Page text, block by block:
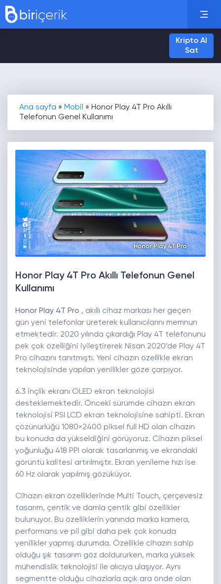
Kripto Al
Sat
Ana sayfa » Mobil » Honor Play 4T Pro Akıllı
Telefonun Genel Kullanımı
Honor Play 4T Pro Akıllı Telefonun Genel
Kullanımı
Honor Play 4T Pro , akıllı cihaz markası her geçen
gün yeni telefonlar üreterek kullanıcılarını memnun
etmektedir. 2020 yılında çıkardığı Play 4T telefonunu
pek çok özelliğini iyileştirerek Nisan 2020’de Play 4T
Pro cihazını tanıtmıştı. Yeni cihazın özellikle ekran
teknolojisinde yapılan yenilikler göze çarpıyor.
6.3 inçlik ekranı OLED ekran teknolojisi
desteklemektedir. Önceki sürümde cihazın ekran
teknolojisi PSI LCD ekran teknolojisine sahipti. Ekran
çözünürlüğü 1080×2400 piksel full HD olan cihazın
bu konuda da yükseldiğini görüyoruz. Cihazın piksel
yoğunluğu 418 PPI olarak tasarlanmış ve ekrandaki
görüntü kalitesi artırılmıştır. Ekran yenileme hızı ise
60 Hz olarak yapılmış gözüküyor.
Cihazın ekran özelliklerinde Multi Touch, çerçevesiz
tasarım, çentik ve damla çentik gibi özellikler
bulunuyor. Bu özelliklerin yanında marka kamera,
performans ve pil gibi daha pek çok konuda
yenilikler yapmış durumda. Özellikle cihazın sahip
olduğu şık tasarım göz doldururken, marka yüksek
mühendislik teknolojisi ile alıcıya ulaşıyor. Aynı
segmentte olduğu cihazlarla açık ara önde olan